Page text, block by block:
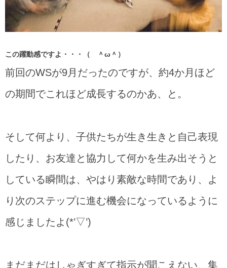
この躍動感ですよ・・・（ ＾ω＾）
前回のWSが9月だったのですが、約4か月ほど
の期間でこれほど成長するのかあ、と。
そして何より、子供たちが生き生きと自己表現
したり、お友達と協力して何かを生み出そうと
している瞬間は、やはり素敵な時間であり、よ
り次のステップに進む機会になっているように
感じましたよ(*’▽’)
まだまだはしゃぎすぎて指示が聞こえない、集